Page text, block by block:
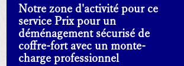
Notre zone d'activité pour ce
service Prix pour un
déménagement sécurisé de
coffre-fort avec un monte-
charge professionnel